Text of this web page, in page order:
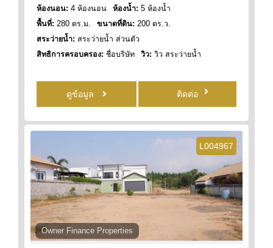
ห้องนอน: 4 ห้องนอน ห้องน้ำ: 5 ห้องน้ำ
พื้นที่: 280 ตร.ม. ขนาดที่ดิน: 200 ตร.ว.
สระว่ายน้ำ: สระว่ายน้ำ ส่วนตัว
สิทธิการครอบครอง: ชื่อบริษัท วิว: วิว สระว่ายน้ำ
ดูข้อมูล ติดต่อ
L004967
Owner Finance Properties